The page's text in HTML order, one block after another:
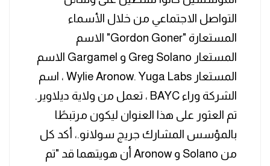
التواصل الاجتماعي من خلال الأسماء
المستعارة "Gordon Goner" الاسم
المستعار Greg Solano و Gargamel الاسم
المستعار Wylie Aronow. Yuga Labs ، اسم
الشركة وراء BAYC ، تعمل من ولاية ديلاوير.
تم العثور على هذا العنوان ليكون مرتبطًا
بالمؤسس المشارك جريج سولانو.، أكد كل
من Solano و Aronow أن هويتهما قد "تم